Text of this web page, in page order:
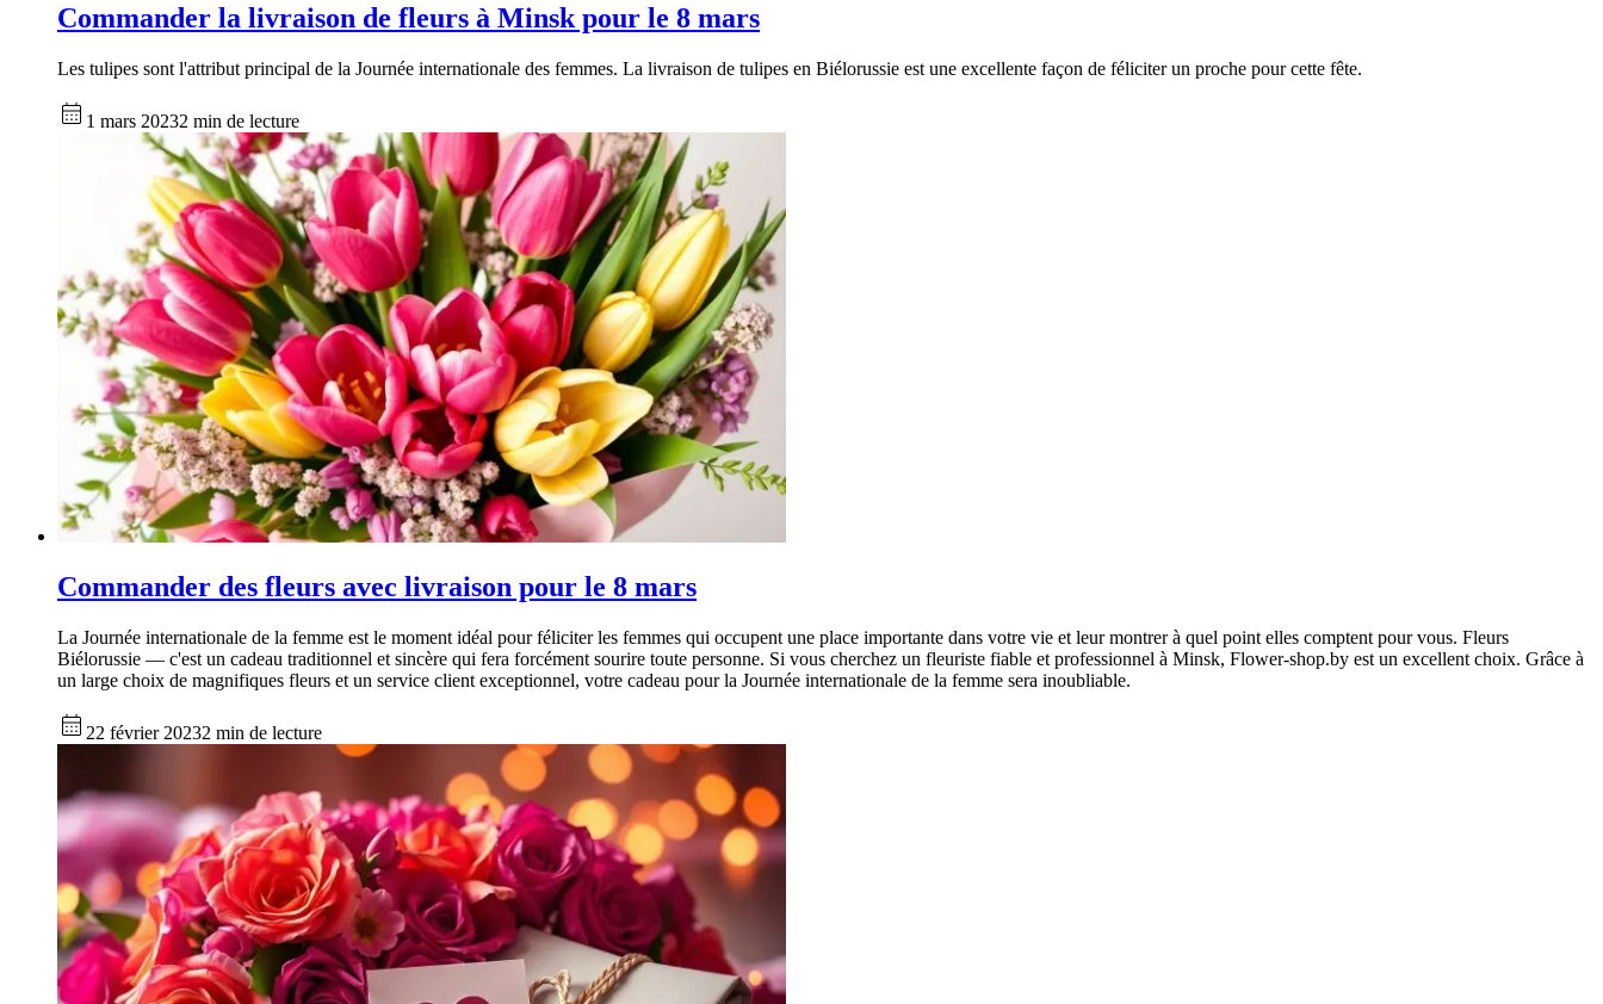
Commander la livraison de fleurs à Minsk pour le 8 mars
Les tulipes sont l'attribut principal de la Journée internationale des femmes. La livraison de tulipes en Biélorussie est une excellente façon de féliciter un proche pour cette fête.
1 mars 20232 min de lecture
Commander des fleurs avec livraison pour le 8 mars
La Journée internationale de la femme est le moment idéal pour féliciter les femmes qui occupent une place importante dans votre vie et leur montrer à quel point elles comptent pour vous. Fleurs
Biélorussie — c'est un cadeau traditionnel et sincère qui fera forcément sourire toute personne. Si vous cherchez un fleuriste fiable et professionnel à Minsk, Flower-shop.by est un excellent choix. Grâce à
un large choix de magnifiques fleurs et un service client exceptionnel, votre cadeau pour la Journée internationale de la femme sera inoubliable.
22 février 20232 min de lecture